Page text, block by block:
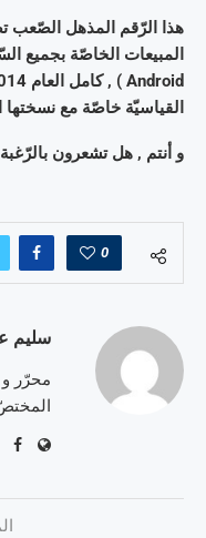
هذا الرّقم المذهل الصّعب
المبيعات الخاصّة بجميع
القياسيّة خاصّة مع نسختها
و أنتم , هل تشعرون
0
سليم
محرّر